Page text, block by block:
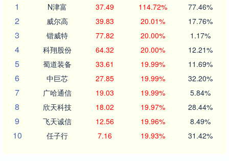
1
N津富 37.49 114.72% 77.46%
2 威尔高 39.83 20.01% 17.76%
3 锴威特 77.82 20.00% 1.17%
4 科翔股份 64.32 20.00% 12.21%
5 蜀道装备 33.61 19.99% 11.69%
6 中巨芯 27.85 19.99% 32.20%
7 广哈通信 19.03 19.99% 5.84%
8 欣天科技 18.02 19.97% 28.44%
9 飞天诚信 12.56 19.96% 8.49%
10 任子行 7.16 19.93% 31.42%